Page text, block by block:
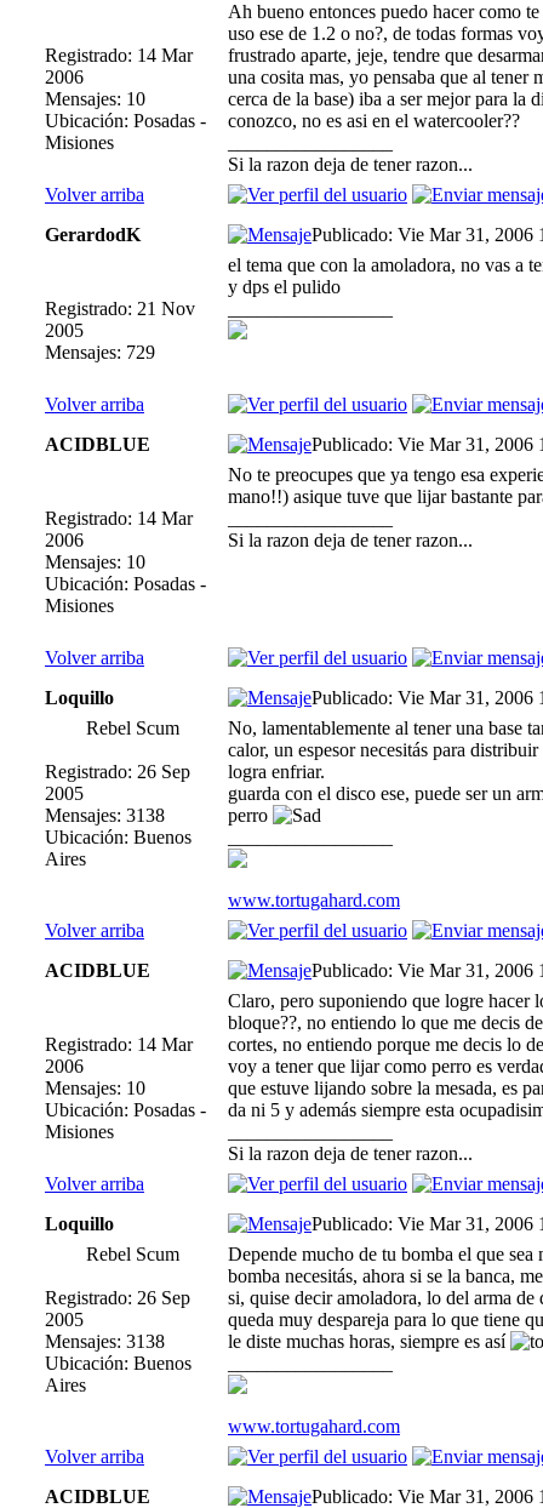
Registrado: 14 Mar
2006
Mensajes: 10
Ubicación: Posadas -
Misiones
Ah bueno entonces puedo hacer como
uso ese de 1.2 o no?, de todas formas
frustrado aparte, jeje, tendre que
una cosita mas, yo pensaba que al tener
cerca de la base) iba a ser mejor para la
conozco, no es asi en el watercooler??
Si la razon deja de tener razon...
Volver arriba
GerardodK
Publicado: Vie Mar 31, 2006
Registrado: 21 Nov
2005
Mensajes: 729
el tema que con la amoladora, no vas a
y dps el pulido
Volver arriba
ACIDBLUE
Publicado: Vie Mar 31, 2006
Registrado: 14 Mar
2006
Mensajes: 10
Ubicación: Posadas -
Misiones
No te preocupes que ya tengo esa
mano!!) asique tuve que lijar bastante
Si la razon deja de tener razon...
Volver arriba
Loquillo
Publicado: Vie Mar 31, 2006
Rebel Scum
Registrado: 26 Sep
2005
Mensajes: 3138
Ubicación: Buenos
Aires
No, lamentablemente al tener una base
calor, un espesor necesitás para
logra enfriar.
guarda con el disco ese, puede ser un
perro
www.tortugahard.com
Volver arriba
ACIDBLUE
Publicado: Vie Mar 31, 2006
Registrado: 14 Mar
2006
Mensajes: 10
Ubicación: Posadas -
Misiones
Claro, pero suponiendo que logre hacer
bloque??, no entiendo lo que me decis
cortes, no entiendo porque me decis lo
voy a tener que lijar como perro es
que estuve lijando sobre la mesada, es
da ni 5 y además siempre esta
Si la razon deja de tener razon...
Volver arriba
Loquillo
Publicado: Vie Mar 31, 2006
Rebel Scum
Registrado: 26 Sep
2005
Mensajes: 3138
Ubicación: Buenos
Aires
Depende mucho de tu bomba el que
bomba necesitás, ahora si se la banca,
si, quise decir amoladora, lo del arma
queda muy despareja para lo que tiene
le diste muchas horas, siempre es así
www.tortugahard.com
Volver arriba
ACIDBLUE
Publicado: Vie Mar 31, 2006